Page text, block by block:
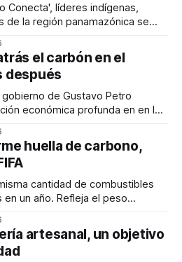
Conecta', líderes indígenas,
de la región panamazónica se
el carbón en el
después
de Gustavo Petro
económica profunda en en la
huella de carbono,
cantidad de combustibles
un año. Refleja el peso
artesanal, un objetivo